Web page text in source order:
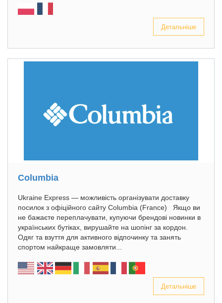
Детальніше
Columbia
Ukraine Express — можливість організувати доставку
посилок з офіційного сайту Columbia (France) Якщо ви
не бажаєте переплачувати, купуючи брендові новинки в
українських бутіках, вирушайте на шопінг за кордон.
Одяг та взуття для активного відпочинку та занять
спортом найкраще замовляти...
Детальніше